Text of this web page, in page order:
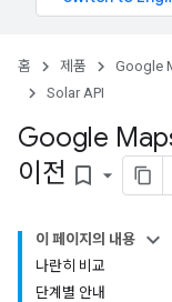
홈 제품 Google
Solar API
Google
이전 bookmark_border
이 페이지의 내용
나란히 비교
단계별 안내